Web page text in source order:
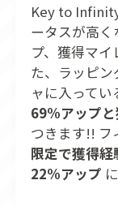
Key to
ータスが高
プ、獲得マ
た、ラッピ
ャに入って
69%アップ
つきます!! フ
限定で獲得
22%アップ